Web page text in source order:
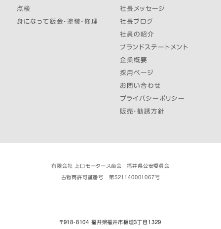
点検
身になって鈑金・塗装・修理
社長メッセージ
社長ブログ
社員の紹介
ブランドステートメント
企業概要
採用ページ
お問い合わせ
プライバシーポリシー
販売・勧誘方針
有限会社 上口モータース商会 福井県公安委員会
古物商許可証番号 第521140001067号
〒918-8104 福井県福井市板垣３丁目1329